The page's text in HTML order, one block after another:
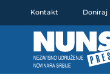
Kontakt Doniraj